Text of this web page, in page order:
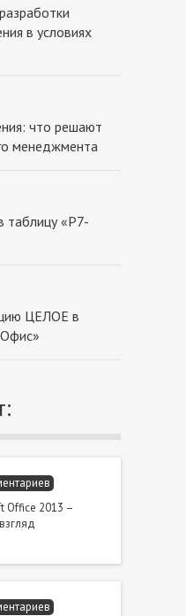
в условиях
что решают
менеджмента
таблицу «Р7-
ЦЕЛОЕ в
Office 2013 –